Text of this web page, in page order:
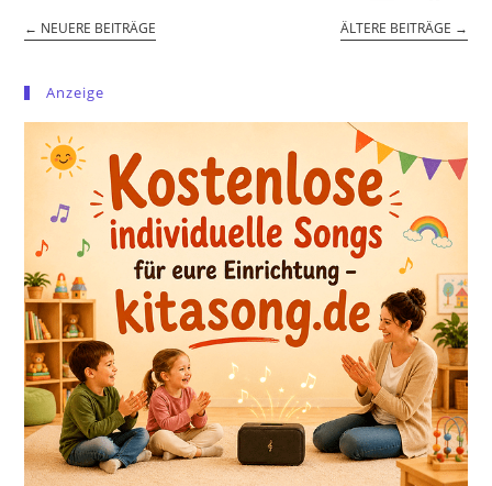
← NEUERE BEITRÄGE ÄLTERE BEITRÄGE →
Anzeige